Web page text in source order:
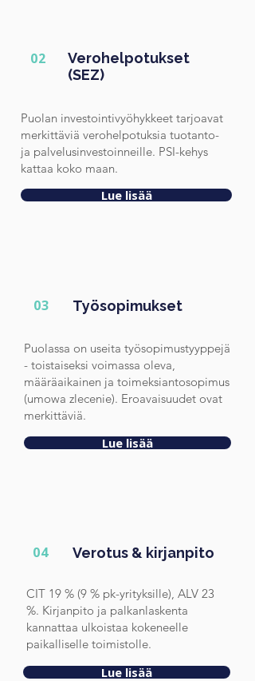
02
Verohelpotukset
(SEZ)
Puolan investointivyöhykkeet tarjoavat
merkittäviä verohelpotuksia tuotanto-
ja palvelusinvestoinneille. PSI-kehys
kattaa koko maan.
Lue lisää
03 Työsopimukset
Puolassa on useita työsopimustyyppejä
- toistaiseksi voimassa oleva,
määräaikainen ja toimeksiantosopimus
(umowa zlecenie). Eroavaisuudet ovat
merkittäviä.
Lue lisää
04 Verotus & kirjanpito
CIT 19 % (9 % pk-yrityksille), ALV 23
%. Kirjanpito ja palkanlaskenta
kannattaa ulkoistaa kokeneelle
paikalliselle toimistolle.
Lue lisää